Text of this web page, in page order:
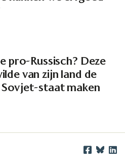
pro-Russisch? Deze
van zijn land de
Sovjet-staat maken